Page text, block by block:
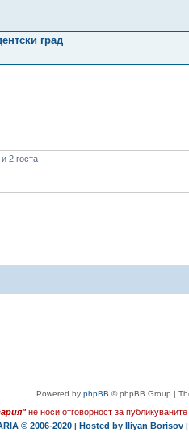
град
2 госта
Powered by phpBB © phpBB Group |
не носи отговорност за
© 2006-2020 | Hosted by Iliyan Borisov |